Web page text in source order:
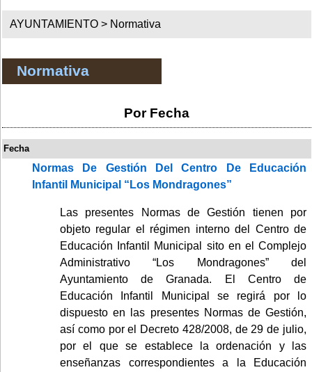
AYUNTAMIENTO > Normativa
Normativa
Por Fecha
Fecha
Normas De Gestión Del Centro De Educación
Infantil Municipal “Los Mondragones”
Las presentes Normas de Gestión tienen por
objeto regular el régimen interno del Centro de
Educación Infantil Municipal sito en el Complejo
Administrativo “Los Mondragones” del
Ayuntamiento de Granada. El Centro de
Educación Infantil Municipal se regirá por lo
dispuesto en las presentes Normas de Gestión,
así como por el Decreto 428/2008, de 29 de julio,
por el que se establece la ordenación y las
enseñanzas correspondientes a la Educación